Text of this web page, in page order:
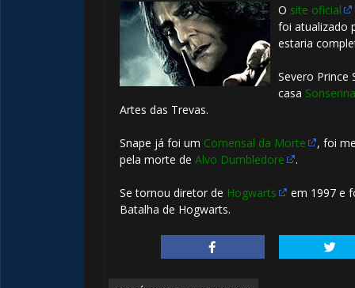
O site oficial
foi atualizado
estaria
Severo Prince
casa Sonserina
Artes das Trevas.
Snape já foi um Comensal da Morte
, foi
pela morte de Alvo Dumbledore .
Se tornou diretor de Hogwarts
em 1997 e
Batalha de Hogwarts.